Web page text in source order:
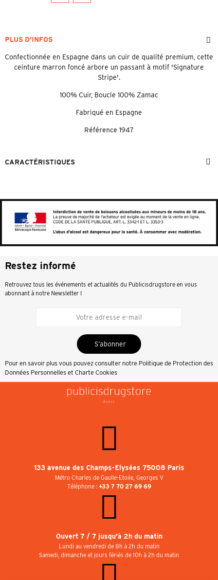
PLUS D'INFOS
Confectionnée en Espagne dans un cuir de qualité premium, cette
ceinture marron foncé arbore un passant à motif 'Signature
Stripe'.
100% Cuir, Boucle 100% Zamac
Fabriqué en Espagne
Référence 1947
CARACTÉRISTIQUES
Restez informé
Retrouvez tous les événements et actualités du Publicisdrugstore en vous
abonnant à notre Newsletter !
S’abonner
Pour en savoir plus vous pouvez consulter notre Politique de Protection des
Données Personnelles et Charte Cookies
133 avenue des Champs-Elysées 75008 Paris
Métro Charles de Gaulle-Etoile, Georges V
Téléphone : +33 7 70 27 69 69
Ouvert 7 / 7 jusqu'à 2h du matin
Lundi au vendredi de 8h à 2h du matin
Samedi, dimanche et jours fériés de 10h à 2h du matin